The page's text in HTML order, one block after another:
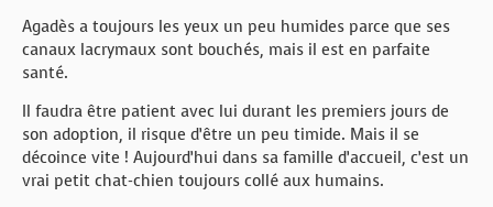
Agadès a toujours les yeux un peu humides parce que ses
canaux lacrymaux sont bouchés, mais il est en parfaite
santé.
Il faudra être patient avec lui durant les premiers jours de
son adoption, il risque d’être un peu timide. Mais il se
décoince vite ! Aujourd’hui dans sa famille d’accueil, c’est un
vrai petit chat-chien toujours collé aux humains.